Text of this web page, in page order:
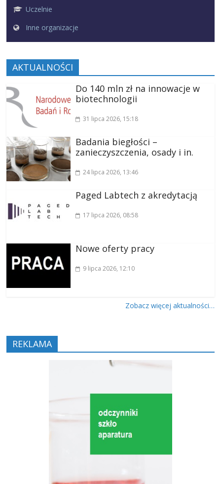
Uczelnie
Inne organizacje
AKTUALNOŚCI
Do 140 mln zł na innowacje w
biotechnologii
31 lipca 2026, 15:18
Badania biegłości –
zanieczyszczenia, osady i in.
24 lipca 2026, 13:46
Paged Labtech z akredytacją
17 lipca 2026, 08:58
Nowe oferty pracy
9 lipca 2026, 12:10
Zobacz więcej aktualności…
REKLAMA